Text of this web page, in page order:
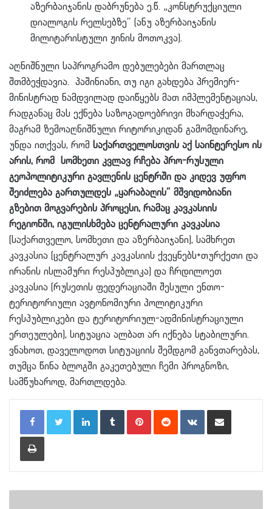
აზერბაიჯანის დაბრუნება ე.წ. „კონსტრუქციული
დიალოგის რელსებზე“ (ანუ აზერბაიჯანის
მილიტარისტული ჟინის მოთოკვა).
აღნიშნული საპროგრამო დებულებები მართლაც
შთმბეჭდავია. პაშინიანი, თუ იგი გახდება პრემიერ-
მინისტრად ნამდვილად დაიწყებს მათ იმპლემენტაციას,
რადგანაც მას ექნება საზოგადოებრივი მხარდაჭერა,
მაგრამ ზემოაღნიშნული რიტორიკიდან გამომდინარე,
უნდა ითქვას, რომ საქართველოსთვის აქ საინტერესო ის
არის, რომ სომხეთი კვლავ რჩება პრო-რუსული
გეოპოლიტიკური გავლენის ცენტრში და კიდევ უფრო
შეიძლება გართულდეს „ყარაბაღის“ მშვიდობიანი
გზებით მოგვარების პროცესი, რამაც კავკასიის
რეგიონში, იგულისხმება ცენტრალური კავკასია
(საქართველო, სომხეთი და აზერბაიჯანი), სამხრეთ
კავკასია (ცენტრალურ კავკასიის ქვეყნებს+თურქეთი და
ირანის ისლამური რესპუბლიკა) და ჩრდილოეთ
კავკასია (რუსეთის ფედერაციაში შესული ენთო-
ტერიტორიული ავტონომიური პოლიტიკური
რესპუბლიკები და ტერიტორიულ-ადმინისტრაციული
ერთეულები), სიტუაცია ალბათ არ იქნება სტაბილური.
ვნახოთ, დაველოდოთ სიტუაციის შემდგომ განვთარებას,
თუმცა წინა ბლოგში გაკეთებული ჩემი პროგნოზი,
სამწუხაროდ, მართლდება.
LinkedInTumblr PinterestReddit VKontakteShare via Email
Print